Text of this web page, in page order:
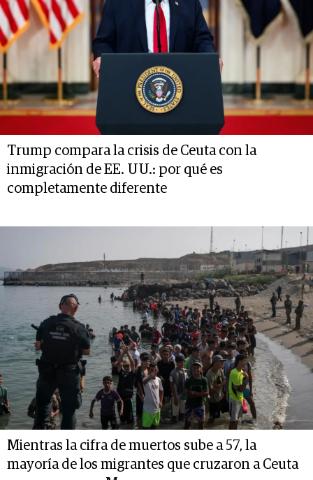
Trump compara la crisis de Ceuta con la
inmigración de EE. UU.: por qué es
completamente diferente
Mientras la cifra de muertos sube a 57, la
mayoría de los migrantes que cruzaron a Ceuta